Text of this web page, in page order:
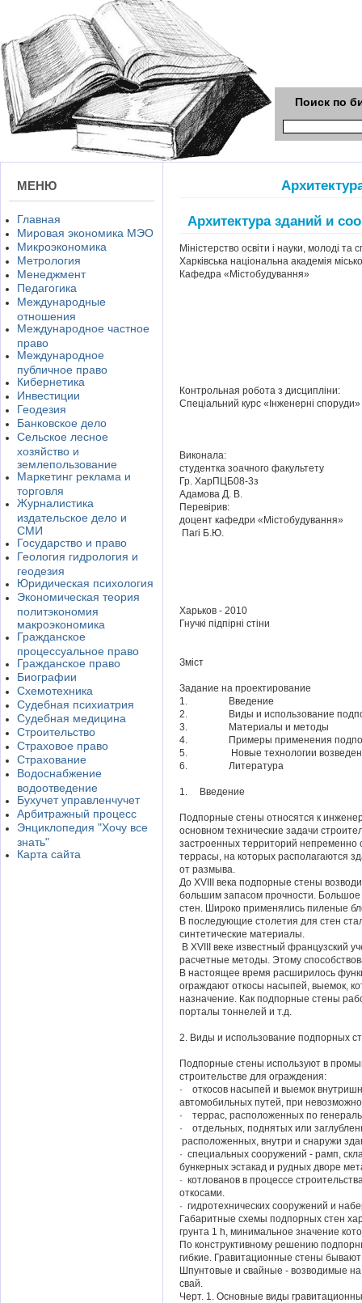
Поиск по
МЕНЮ
Главная
Мировая экономика МЭО
Микроэкономика
Метрология
Менеджмент
Педагогика
Международные
отношения
Международное частное
право
Международное
публичное право
Кибернетика
Инвестиции
Геодезия
Банковское дело
Сельское лесное
хозяйство и
землепользование
Маркетинг реклама и
торговля
Журналистика
издательское дело и
СМИ
Государство и право
Геология гидрология и
геодезия
Юридическая психология
Экономическая теория
политэкономия
макроэкономика
Гражданское
процессуальное право
Гражданское право
Биографии
Схемотехника
Судебная психиатрия
Судебная медицина
Строительство
Страховое право
Страхование
Водоснабжение
водоотведение
Бухучет управленчучет
Арбитражный процесс
Энциклопедия "Хочу все
знать"
Карта сайта
Архитектура зданий и
Міністерство освіти і науки, молоді та
Харківська національна академія
Кафедра «Містобудування»
Контрольная робота з дисципліни:
Спеціальний курс «Інженерні споруди»
Виконала:
студентка зоачного факультету
Гр. ХарПЦБ08-3з
Адамова Д. В.
Перевірив:
доцент кафедри «Містобудування»
Пагі Б.Ю.
Харьков - 2010
Гнучкі підпірні стіни
Зміст
Задание на проектирование
1. Введение
2. Виды и использование
3. Материалы и методы
4. Примеры применения
5. Новые технологии
6. Литература
1. Введение
Подпорные стены относятся к
основном технические задачи
застроенных территорий
террасы, на которых располагаются
от размыва.
До XVIII века подпорные стены
большим запасом прочности.
стен. Широко применялись пиленые
В последующие столетия для стен
синтетические материалы.
В XVIII веке известный французский
расчетные методы. Этому
В настоящее время расширилось
ограждают откосы насыпей, выемок,
назначение. Как подпорные стены
порталы тоннелей и т.д.
2. Виды и использование подпорных
Подпорные стены используют в
строительстве для ограждения:
· откосов насыпей и выемок
автомобильных путей, при
· террас, расположенных по
· отдельных, поднятых или
расположенных, внутри и снаружи
· специальных сооружений - рамп,
бункерных эстакад и рудных дворе
· котлованов в процессе
откосами.
· гидротехнических сооружений и
Габаритные схемы подпорных стен
грунта 1 h, минимальное значение
По конструктивному решению
гибкие. Гравитационные стены
Шпунтовые и свайные - возводимые
свай.
Черт. 1. Основные виды